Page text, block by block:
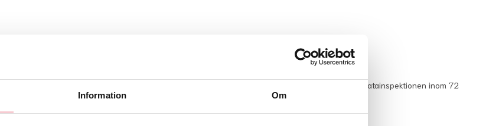
Information Om
oavsiktlig förlust av uppgifter, finns rutiner hos Blommor online Sverige AB att anmäla det till Datainspektionen inom 72